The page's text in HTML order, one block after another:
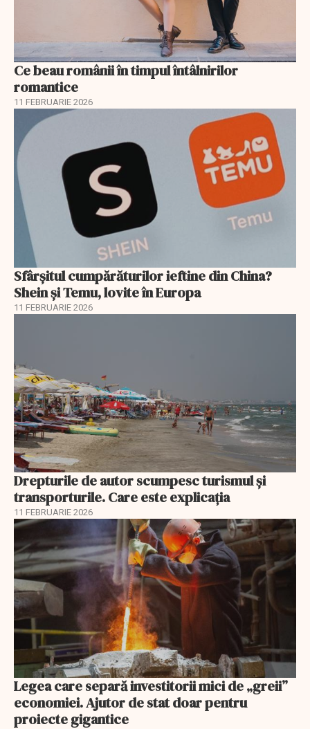
Ce beau românii în timpul întâlnirilor
romantice
11 FEBRUARIE 2026
Sfârșitul cumpărăturilor ieftine din China?
Shein și Temu, lovite în Europa
11 FEBRUARIE 2026
Drepturile de autor scumpesc turismul și
transporturile. Care este explicația
11 FEBRUARIE 2026
Legea care separă investitorii mici de „greii”
economiei. Ajutor de stat doar pentru
proiecte gigantice